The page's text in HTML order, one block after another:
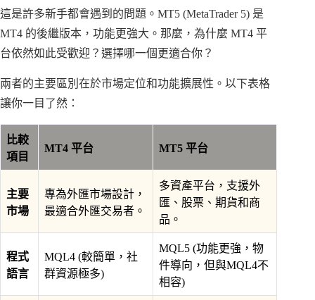
這是許多新手都會遇到的問題。MT5 (MetaTrader 5) 是
MT4 的後繼版本，功能更強大。那麼，為什麼 MT4 平
台依然如此受歡迎？選擇哪一個更適合你？
兩者的主要區別在於市場定位和功能擴展性。以下表格
讓你一目了然：
比較
項目
MT4 平台 MT5 平台
主要
市場
專為外匯市場設計，
最適合外匯交易者。
多資產平台，支援外
匯、股票、期貨和商
品。
程式
語言
MQL4 (較簡單，社
群資源極多)
MQL5 (功能更強，物
件導向，但與MQL4不
相容)